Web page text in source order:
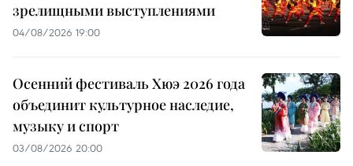
зрелищными выступлениями
04/08/2026 19:00
Осенний фестиваль Хюэ 2026 года
объединит культурное наследие,
музыку и спорт
03/08/2026 20:00